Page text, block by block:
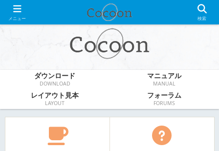
WordPress無料テーマ
ダウンロード
DOWNLOAD
マニュアル
MANUAL
レイアウト見本
LAYOUT
フォーラム
FORUMS
メニュー 検索